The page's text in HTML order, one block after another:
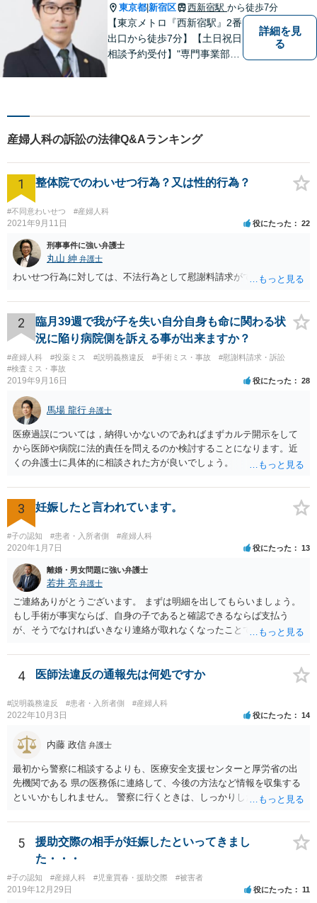
東京都 新宿区 西新宿駅 から徒歩7分
【東京メトロ『西新宿駅』2番
出口から徒歩7分】【土日祝日
相談予約受付】"専門事業部
い。
詳細を見
る
産婦人科の訴訟の法律Q&Aランキング
1 整体院でのわいせつ行為？又は性的行為？
#不同意わいせつ #産婦人科
2021年9月11日 役にたった 22
刑事事件に強い弁護士
丸山 紳 弁護士
わいせつ行為に対しては、不法行為として慰謝料請求ができます。
2
臨月39週で我が子を失い自分自身も命に関わる状
況に陥り病院側を訴える事が出来ますか？
#産婦人科 #投薬ミス #説明義務違反 #手術ミス・事故
#慰謝料請求・訴訟
#検査ミス・事故
2019年9月16日 役にたった 28
馬場 龍行 弁護士
医療過誤については，納得いかないのであればまずカルテ開示をして
から医師や病院に法的責任を問えるのか検討することになります。近
くの弁護士に具体的に相談された方が良いでしょう。
3 妊娠したと言われています。
#子の認知 #患者・入所者側 #産婦人科
2020年1月7日 役にたった 13
離婚・男女問題に強い弁護士
若井 亮 弁護士
ご連絡ありがとうございます。 まずは明細を出してもらいましょう。
もし手術が事実ならば、自身の子であると確認できるならば支払う
が、そうでなければいきなり連絡が取れなくなったことで不信感もあ
してはいかがでしょうか。 代理人となる場合ですが、事務所ごとにま
ちまちです。 弊所の場合、交渉をお受けするとなると20万円くらいが
4 医師法違反の通報先は何処ですか
#説明義務違反 #患者・入所者側 #産婦人科
2022年10月3日 役にたった 14
内藤 政信 弁護士
最初から警察に相談するよりも、医療安全支援センターと厚労省の出
先機関である 県の医務係に連絡して、今後の方法など情報を収集する
といいかもしれません。 警察に行くときは、しっかりした被害届ある
5
援助交際の相手が妊娠したといってきまし
た・・・
#子の認知 #産婦人科 #児童買春・援助交際 #被害者
2019年12月29日 役にたった 11